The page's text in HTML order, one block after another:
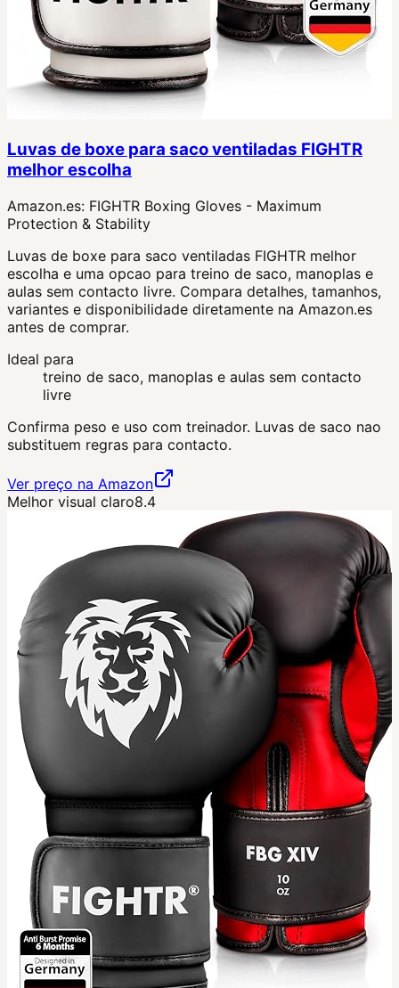
Luvas de boxe para saco ventiladas FIGHTR
melhor escolha
Amazon.es: FIGHTR Boxing Gloves - Maximum
Protection & Stability
Luvas de boxe para saco ventiladas FIGHTR melhor
escolha e uma opcao para treino de saco, manoplas e
aulas sem contacto livre. Compara detalhes, tamanhos,
variantes e disponibilidade diretamente na Amazon.es
antes de comprar.
Ideal para
treino de saco, manoplas e aulas sem contacto
livre
Confirma peso e uso com treinador. Luvas de saco nao
substituem regras para contacto.
Ver preço na Amazon
Melhor visual claro8.4